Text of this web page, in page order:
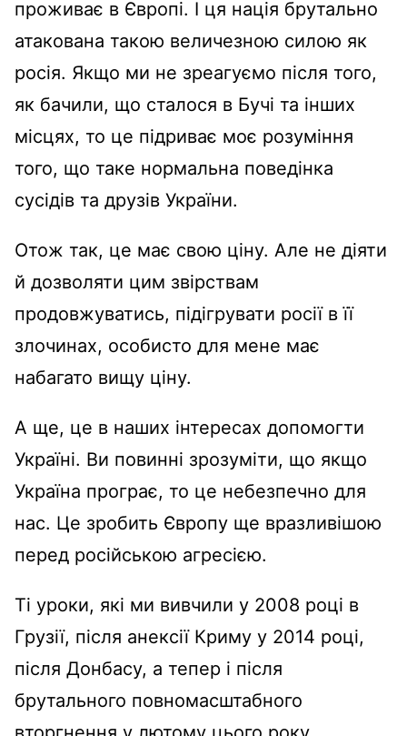
проживає в Європі. І ця нація брутально
атакована такою величезною силою як
росія. Якщо ми не зреагуємо після того,
як бачили, що сталося в Бучі та інших
місцях, то це підриває моє розуміння
того, що таке нормальна поведінка
сусідів та друзів України.
Отож так, це має свою ціну. Але не діяти
й дозволяти цим звірствам
продовжуватись, підігрувати росії в її
злочинах, особисто для мене має
набагато вищу ціну.
А ще, це в наших інтересах допомогти
Україні. Ви повинні зрозуміти, що якщо
Україна програє, то це небезпечно для
нас. Це зробить Європу ще вразливішою
перед російською агресією.
Ті уроки, які ми вивчили у 2008 році в
Грузії, після анексії Криму у 2014 році,
після Донбасу, а тепер і після
брутального повномасштабного